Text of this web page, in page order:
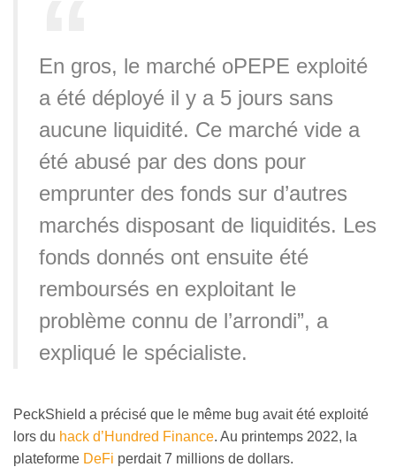
En gros, le marché oPEPE exploité
a été déployé il y a 5 jours sans
aucune liquidité. Ce marché vide a
été abusé par des dons pour
emprunter des fonds sur d’autres
marchés disposant de liquidités. Les
fonds donnés ont ensuite été
remboursés en exploitant le
problème connu de l’arrondi”, a
expliqué le spécialiste.
PeckShield a précisé que le même bug avait été exploité
lors du hack d’Hundred Finance. Au printemps 2022, la
plateforme DeFi perdait 7 millions de dollars.